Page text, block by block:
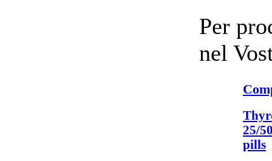
Per
nel
25/
pills